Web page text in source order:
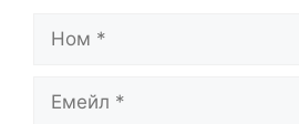
Ном
Емейл